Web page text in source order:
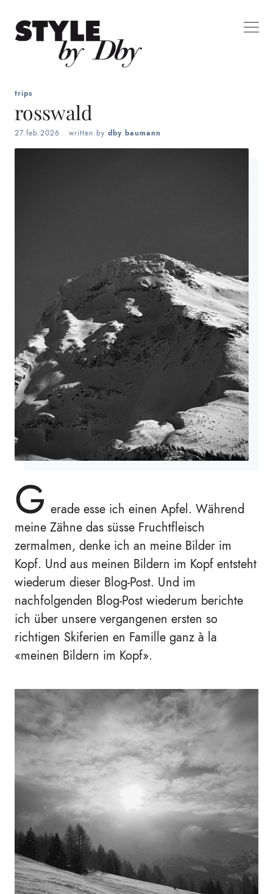
trips
rosswald
27.feb.2026 . written by dby baumann
G erade esse ich einen Apfel. Während
meine Zähne das süsse Fruchtfleisch
zermalmen, denke ich an meine Bilder im
Kopf. Und aus meinen Bildern im Kopf entsteht
wiederum dieser Blog-Post. Und im
nachfolgenden Blog-Post wiederum berichte
ich über unsere vergangenen ersten so
richtigen Skiferien en Famille ganz à la
«meinen Bildern im Kopf».